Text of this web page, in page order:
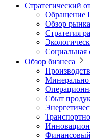
Стратегический
Обращение
Обзор
Стратегия
Социальная
Обзор бизнеса
Минерально
Сбыт